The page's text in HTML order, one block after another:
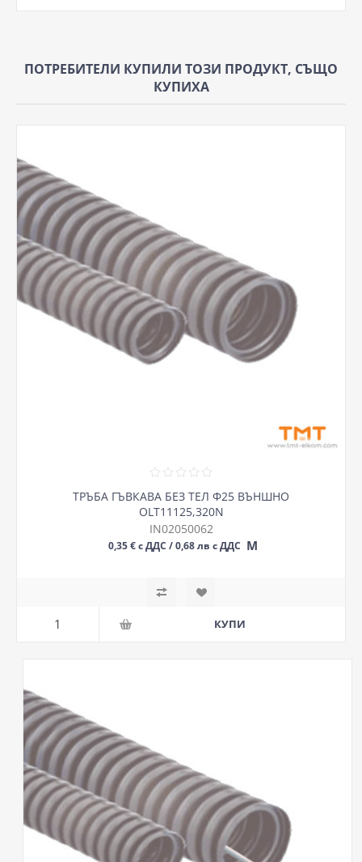
ПОТРЕБИТЕЛИ КУПИЛИ ТОЗИ ПРОДУКТ, СЪЩО
КУПИХА
ТРЪБА ГЪВКАВА БЕЗ ТЕЛ Ф25 ВЪНШНО
OLT11125,320N
IN02050062
0,35 € с ДДС / 0,68 лв с ДДС М